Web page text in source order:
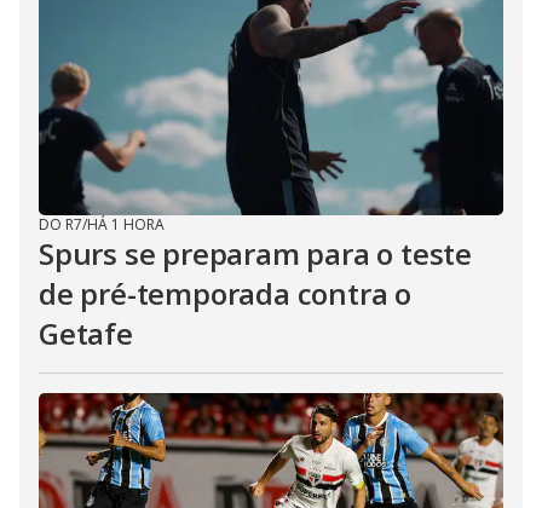
DO R7/HÁ 1 HORA
Spurs se preparam para o teste
de pré-temporada contra o
Getafe